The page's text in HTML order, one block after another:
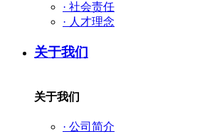
· 社会责任
· 人才理念
关于我们
关于我们
· 公司简介